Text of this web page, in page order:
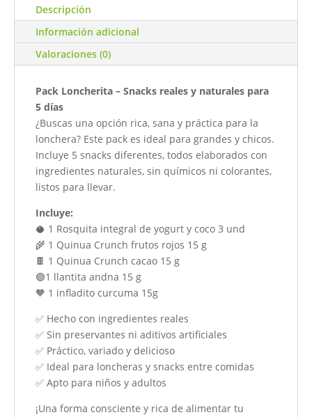
Descripción
Información adicional
Valoraciones (0)
Pack Loncherita – Snacks reales y naturales para
5 días
¿Buscas una opción rica, sana y práctica para la
lonchera? Este pack es ideal para grandes y chicos.
Incluye 5 snacks diferentes, todos elaborados con
ingredientes naturales, sin químicos ni colorantes,
listos para llevar.
Incluye:
🥥 1 Rosquita integral de yogurt y coco 3 und
🌾 1 Quinua Crunch frutos rojos 15 g
🍫 1 Quinua Crunch cacao 15 g
🟣1 llantita andna 15 g
🧡 1 infladito curcuma 15g
✅ Hecho con ingredientes reales
✅ Sin preservantes ni aditivos artificiales
✅ Práctico, variado y delicioso
✅ Ideal para loncheras y snacks entre comidas
✅ Apto para niños y adultos
¡Una forma consciente y rica de alimentar tu